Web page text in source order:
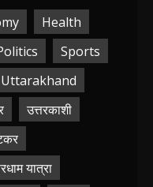
Health
Sports
Uttarakhand
उत्तरकाशी
यात्रा